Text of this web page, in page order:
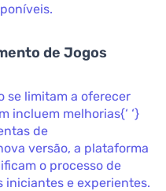
de Jogos
se limitam a oferecer
incluem melhorias{‘ ‘}
de
versão, a plataforma
o processo de
iniciantes e experientes.